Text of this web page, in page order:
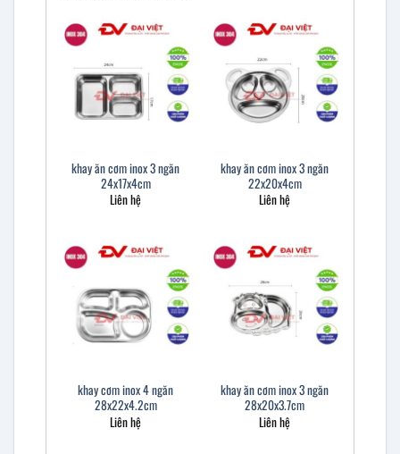
khay ăn cơm inox 3 ngăn
24x17x4cm
Liên hệ
khay ăn cơm inox 3 ngăn
22x20x4cm
Liên hệ
khay cơm inox 4 ngăn
28x22x4.2cm
Liên hệ
khay ăn cơm inox 3 ngăn
28x20x3.7cm
Liên hệ